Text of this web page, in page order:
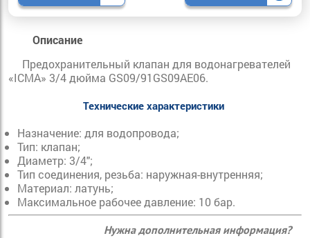
Описание
Предохранительный клапан для водонагревателей
«ICMA» 3/4 дюйма GS09/91GS09AЕ06.
Технические характеристики
Назначение: для водопровода;
Тип: клапан;
Диаметр: 3/4";
Тип соединения, резьба: наружная-внутренняя;
Материал: латунь;
Максимальное рабочее давление: 10 бар.
Нужна дополнительная информация?